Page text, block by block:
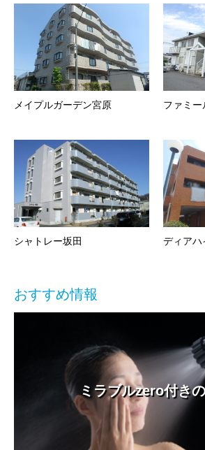
メイプルガーデン宮原 ファミ
シャトレー坂田 ディア
おすすめ情報
ミラブルzero付き